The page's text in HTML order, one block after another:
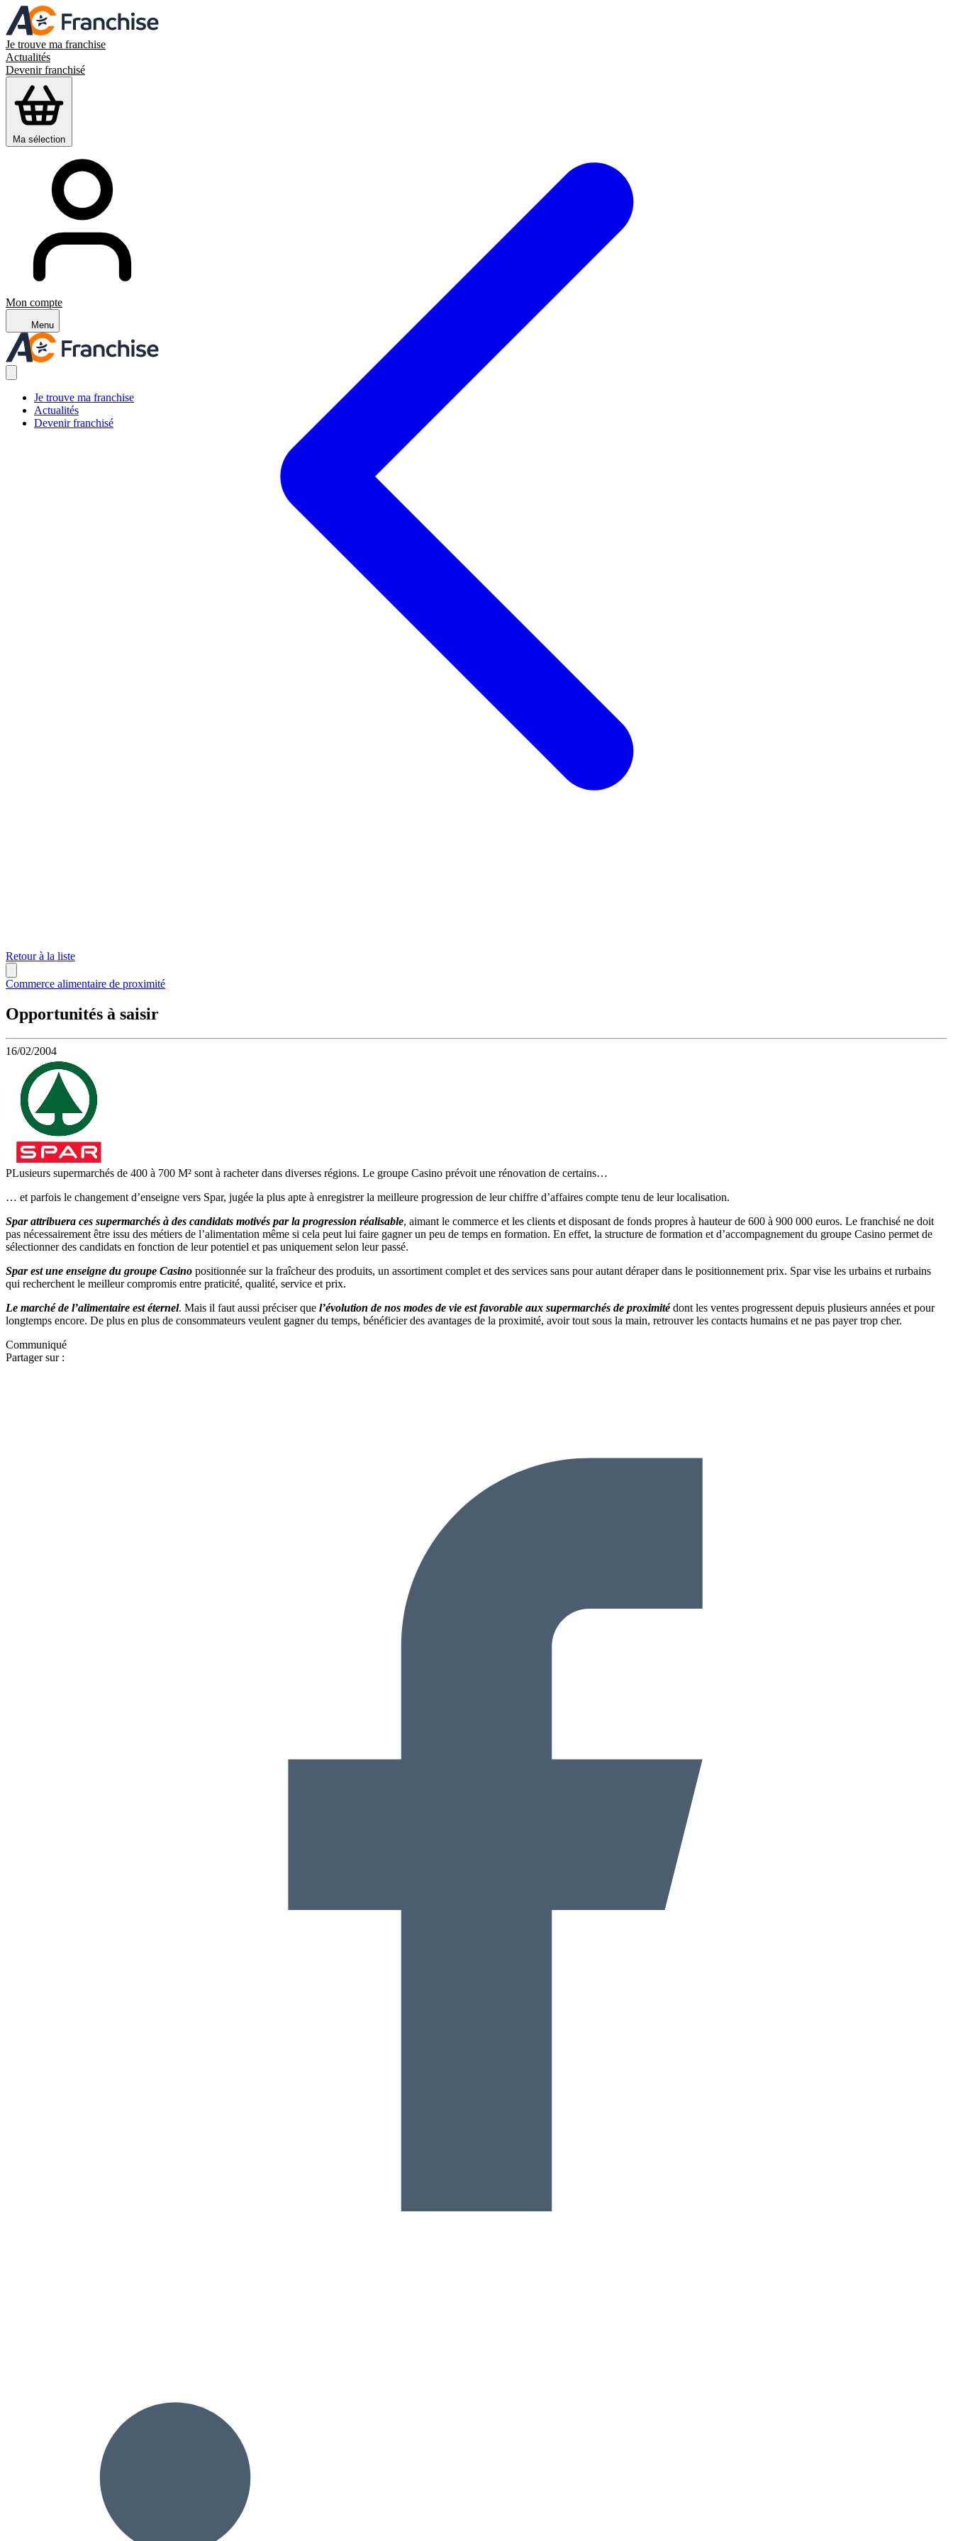
Je trouve ma franchise
Actualités
Devenir franchisé
Ma sélection
Mon compte
Menu
Je trouve ma franchise
Actualités
Devenir franchisé
Retour à la liste
Commerce alimentaire de proximité
Opportunités à saisir
16/02/2004
PLusieurs supermarchés de 400 à 700 M² sont à racheter dans diverses régions. Le groupe Casino prévoit une rénovation de certains…
… et parfois le changement d’enseigne vers Spar, jugée la plus apte à enregistrer la meilleure progression de leur chiffre d’affaires compte tenu de leur localisation.
Spar attribuera ces supermarchés à des candidats motivés par la progression réalisable, aimant le commerce et les clients et disposant de fonds propres à hauteur de 600 à 900 000 euros. Le franchisé ne doit
pas nécessairement être issu des métiers de l’alimentation même si cela peut lui faire gagner un peu de temps en formation. En effet, la structure de formation et d’accompagnement du groupe Casino permet de
sélectionner des candidats en fonction de leur potentiel et pas uniquement selon leur passé.
Spar est une enseigne du groupe Casino positionnée sur la fraîcheur des produits, un assortiment complet et des services sans pour autant déraper dans le positionnement prix. Spar vise les urbains et rurbains
qui recherchent le meilleur compromis entre praticité, qualité, service et prix.
Le marché de l’alimentaire est éternel. Mais il faut aussi préciser que l’évolution de nos modes de vie est favorable aux supermarchés de proximitédont les ventes progressent depuis plusieurs années et pour
longtemps encore. De plus en plus de consommateurs veulent gagner du temps, bénéficier des avantages de la proximité, avoir tout sous la main, retrouver les contacts humains et ne pas payer trop cher.
Communiqué
Partager sur :